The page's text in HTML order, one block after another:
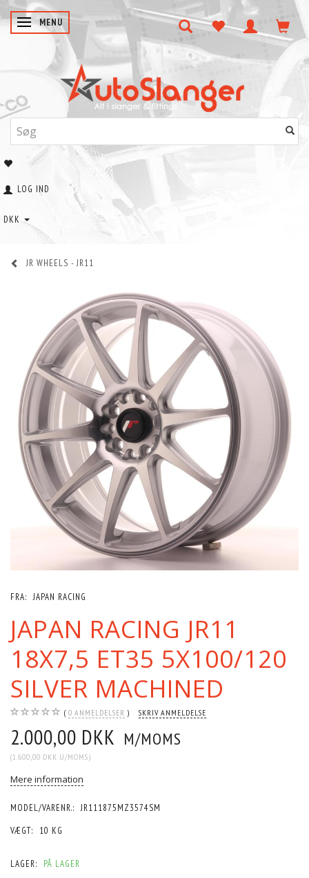
SKIFTE NAVIGATION
MENU
LOG IND
DKK
JR WHEELS - JR11
FRA: JAPAN RACING
JAPAN RACING JR11
18X7,5 ET35 5X100/120
SILVER MACHINED
0 ANMELDELSER SKRIV ANMELDELSE
2.000,00 DKK M/MOMS
(1.600,00 DKK U/MOMS)
Mere information
MODEL/VARENR.: JR111875MZ3574SM
VÆGT:
10 KG
LAGER: PÅ LAGER